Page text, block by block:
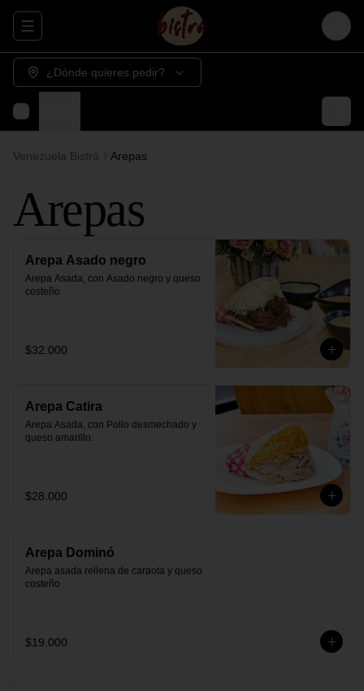
Abrir menu de navegación Login
¿Dónde quieres pedir?
Venezuela Bistrò Arepas
Arepas
Arepa Asado negro
Arepa Asada, con Asado negro y queso
costeño.
$32.000
Arepa Catira
Arepa Asada, con Pollo desmechado y
queso amarillo.
$28.000
Arepa Dominó
Arepa asada rellena de caraota y queso
costeño
$19.000